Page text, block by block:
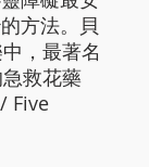
方法。貝
，最著名
救花藥
Five